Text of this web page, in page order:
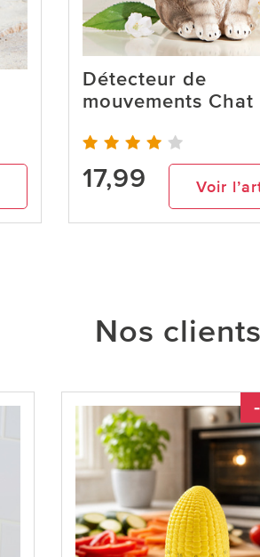
Détecteur de
mouvements Chat
17,99 Voir
Nos